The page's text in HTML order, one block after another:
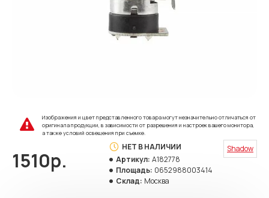
Изображения и цвет представленного товара могут незначительно отличаться от
оригинала продукции, в зависимости от разрешения и настроек вашего монитора,
а также условий освещения при съемке.
1510р.
НЕТ В НАЛИЧИИ
Артикул: A182778
Площадь: 0652988003414
Склад: Москва
Shadow